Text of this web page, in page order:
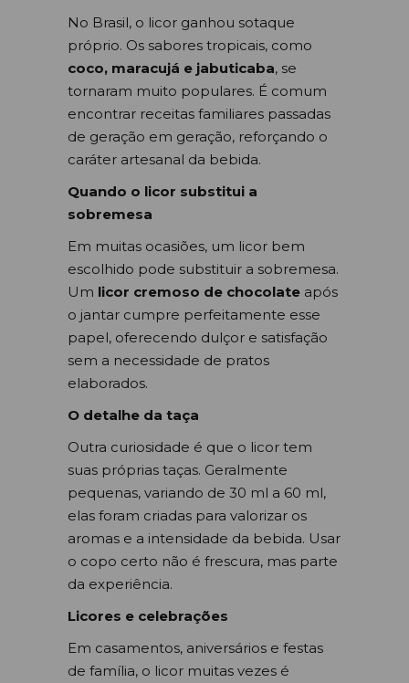
No Brasil, o licor ganhou sotaque
próprio. Os sabores tropicais, como
coco, maracujá e jabuticaba, se
tornaram muito populares. É comum
encontrar receitas familiares passadas
de geração em geração, reforçando o
caráter artesanal da bebida.
Quando o licor substitui a
sobremesa
Em muitas ocasiões, um licor bem
escolhido pode substituir a sobremesa.
Um licor cremoso de chocolate após
o jantar cumpre perfeitamente esse
papel, oferecendo dulçor e satisfação
sem a necessidade de pratos
elaborados.
O detalhe da taça
Outra curiosidade é que o licor tem
suas próprias taças. Geralmente
pequenas, variando de 30 ml a 60 ml,
elas foram criadas para valorizar os
aromas e a intensidade da bebida. Usar
o copo certo não é frescura, mas parte
da experiência.
Licores e celebrações
Em casamentos, aniversários e festas
de família, o licor muitas vezes é